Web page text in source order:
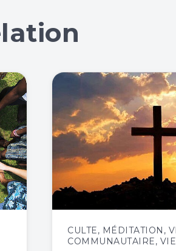
CULTE, MÉDITATION ,
COMMUNAUTAIRE,